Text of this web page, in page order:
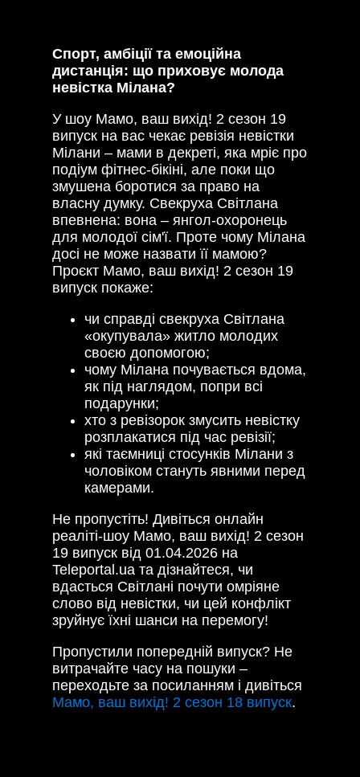
Спорт, амбіції та емоційна
дистанція: що приховує молода
невістка Мілана?
У шоу Мамо, ваш вихід! 2 сезон 19
випуск на вас чекає ревізія невістки
Мілани – мами в декреті, яка мріє про
подіум фітнес-бікіні, але поки що
змушена боротися за право на
власну думку. Свекруха Світлана
впевнена: вона – янгол-охоронець
для молодої сім'ї. Проте чому Мілана
досі не може назвати її мамою?
Проєкт Мамо, ваш вихід! 2 сезон 19
випуск покаже:
чи справді свекруха Світлана
«окупувала» житло молодих
своєю допомогою;
чому Мілана почувається вдома,
як під наглядом, попри всі
подарунки;
хто з ревізорок змусить невістку
розплакатися під час ревізії;
які таємниці стосунків Мілани з
чоловіком стануть явними перед
камерами.
Не пропустіть! Дивіться онлайн
реаліті-шоу Мамо, ваш вихід! 2 сезон
19 випуск від 01.04.2026 на
Teleportal.ua та дізнайтеся, чи
вдасться Світлані почути омріяне
слово від невістки, чи цей конфлікт
зруйнує їхні шанси на перемогу!
Пропустили попередній випуск? Не
витрачайте часу на пошуки –
переходьте за посиланням і дивіться
Мамо, ваш вихід! 2 сезон 18 випуск.